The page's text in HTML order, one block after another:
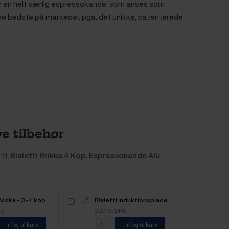
en helt særlig espressokande, som anses som
bedste på markedet pga. det unikke, patenterede
tilbehør
Bialetti Brikka 4 Kop. Espressokande Alu
- 3-4 kop
Tilføj til kurv
Bialetti Induktionsplade
Stål 13cm
229,95 DKK
Tilføj til kurv